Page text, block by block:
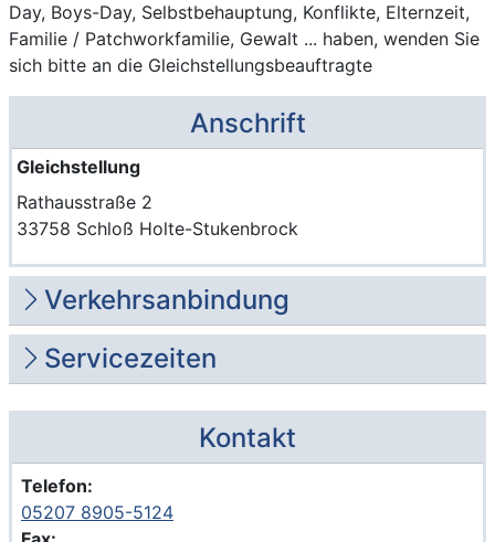
Day, Boys-Day, Selbstbehauptung, Konflikte, Elternzeit,
Familie / Patchworkfamilie, Gewalt ... haben, wenden Sie
sich bitte an die Gleichstellungsbeauftragte
Anschrift
Gleichstellung
Rathausstraße 2
33758 Schloß Holte-Stukenbrock
Verkehrsanbindung
Servicezeiten
Kontakt
Telefon:
05207 8905-5124